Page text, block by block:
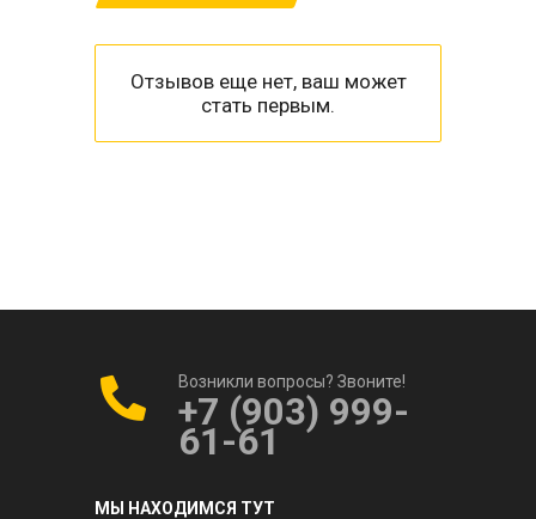
Отзывов еще нет, ваш может
стать первым.
Возникли вопросы? Звоните!
+7 (903) 999-
61-61
МЫ НАХОДИМСЯ ТУТ